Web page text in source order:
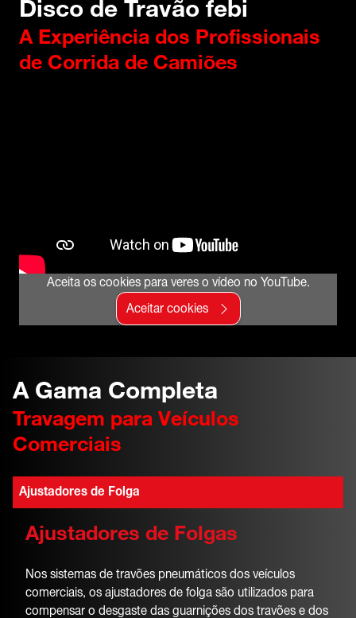
Disco de Travão febi
A Experiência dos Profissionais
de Corrida de Camiões
Aceita os cookies para veres o vídeo no YouTube.
Aceitar cookies
A Gama Completa
Travagem para Veículos
Comerciais
Ajustadores de Folga
Ajustadores de Folgas
Nos sistemas de travões pneumáticos dos veículos
comerciais, os ajustadores de folga são utilizados para
compensar o desgaste das guarnições dos travões e dos